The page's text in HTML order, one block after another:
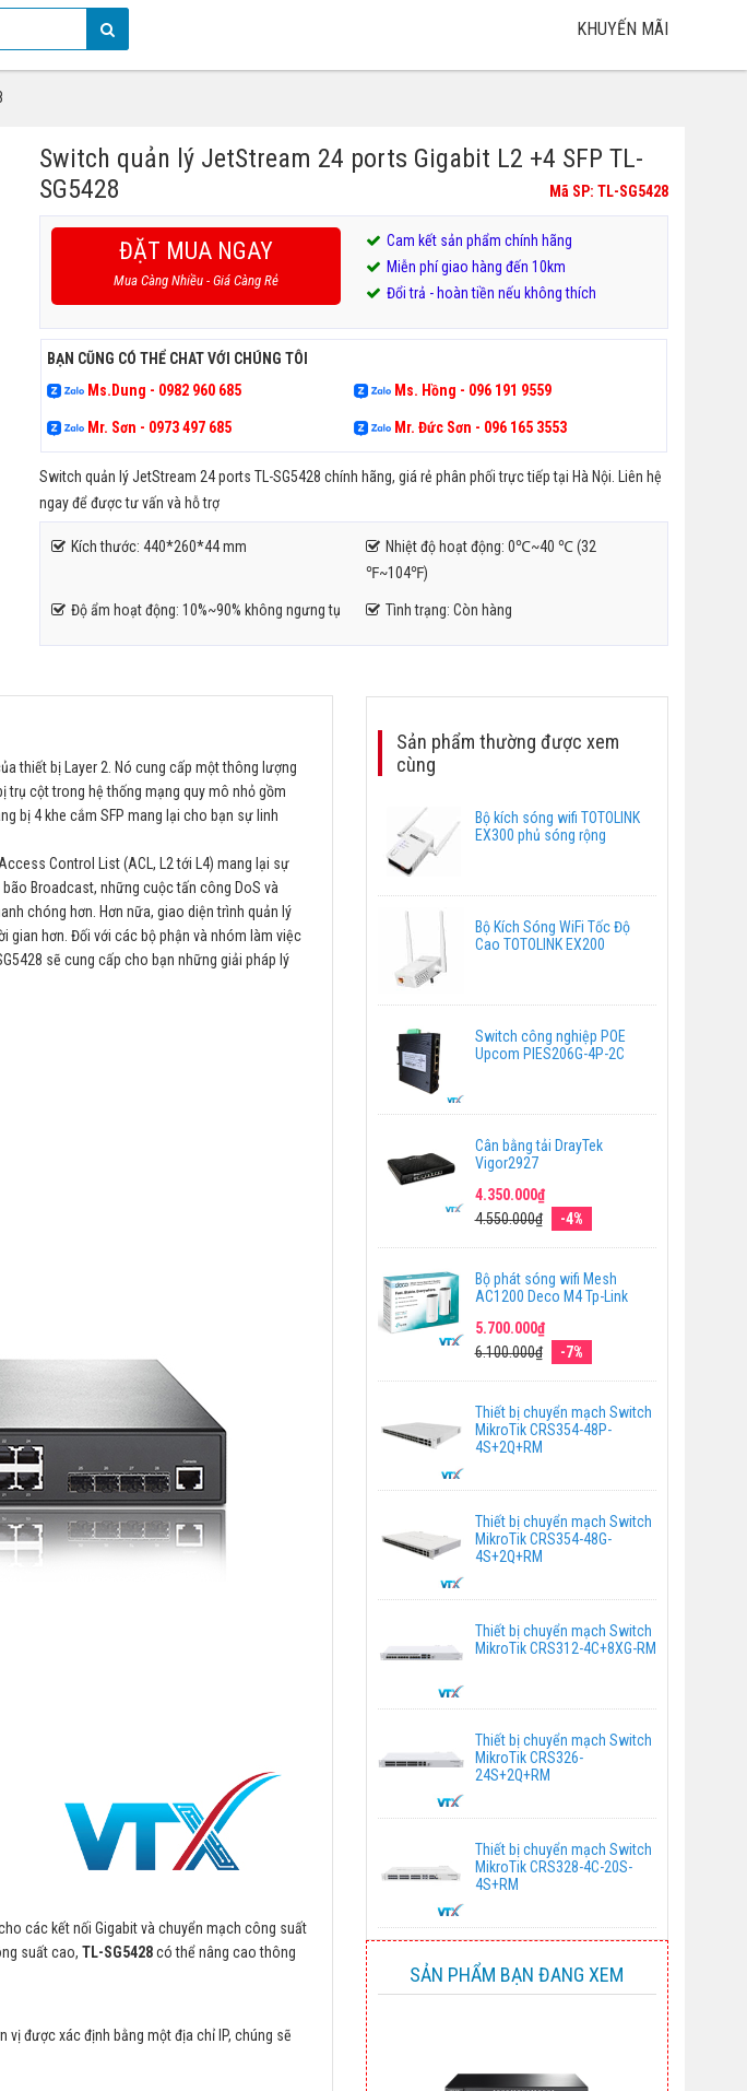
KHUYẾN MÃI
Switch quản lý JetStream 24 ports Gigabit L2 +4 SFP TL-
SG5428
Mã SP: TL-SG5428
ĐẶT MUA NGAY
Mua Càng Nhiều - Giá Càng Rẻ
Cam kết sản phẩm chính hãng
Miễn phí giao hàng đến 10km
Đổi trả - hoàn tiền nếu không thích
BẠN CŨNG CÓ THỂ CHAT VỚI CHÚNG TÔI
Ms.Dung - 0982 960 685
Ms. Hồng - 096 191 9559
Mr. Sơn - 0973 497 685 Mr. Đức Sơn - 096 165 3553
Switch quản lý JetStream 24 ports TL-SG5428 chính hãng, giá rẻ phân phối trực tiếp tại Hà Nội. Liên hệ
ngay để được tư vấn và hỗ trợ
Kích thước: 440*260*44 mm
Nhiệt độ hoạt động: 0℃~40 ℃ (32
℉~104℉)
Độ ẩm hoạt động: 10%~90% không ngưng tụ Tình trạng: Còn hàng
thiết bị Layer 2. Nó cung cấp một thông lượng
cột trong hệ thống mạng quy mô nhỏ gồm
bị 4 khe cắm SFP mang lại cho bạn sự linh
Control List (ACL, L2 tới L4) mang lại sự
Broadcast, những cuộc tấn công DoS và
chóng hơn. Hơn nữa, giao diện trình quản lý
gian hơn. Đối với các bộ phận và nhóm làm việc
sẽ cung cấp cho bạn những giải pháp lý
các kết nối Gigabit và chuyển mạch công suất
suất cao, TL-SG5428có thể nâng cao thông
vị được xác định bằng một địa chỉ IP, chúng sẽ
Sản phẩm thường được xem
cùng
Bộ kích sóng wifi TOTOLINK
EX300 phủ sóng rộng
Bộ Kích Sóng WiFi Tốc Độ
Cao TOTOLINK EX200
Switch công nghiệp POE
Upcom PIES206G-4P-2C
Cân bằng tải DrayTek
Vigor2927
4.350.000₫
4.550.000₫
-4%
Bộ phát sóng wifi Mesh
AC1200 Deco M4 Tp-Link
5.700.000₫
6.100.000₫
-7%
Thiết bị chuyển mạch Switch
MikroTik CRS354-48P-
4S+2Q+RM
Thiết bị chuyển mạch Switch
MikroTik CRS354-48G-
4S+2Q+RM
Thiết bị chuyển mạch Switch
MikroTik CRS312-4C+8XG-RM
Thiết bị chuyển mạch Switch
MikroTik CRS326-
24S+2Q+RM
Thiết bị chuyển mạch Switch
MikroTik CRS328-4C-20S-
4S+RM
SẢN PHẨM BẠN ĐANG XEM